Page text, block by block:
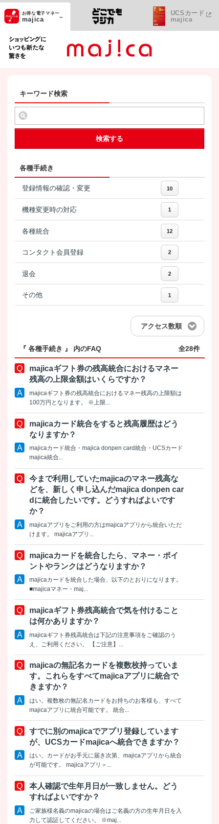
ショッピングにいつも新たな驚きを
お得な電子マネー
majica
UCSカード
majica
キーワード検索
検索する
各種手続き
登録情報の確認・変更 10
機種変更時の対応 1
各種統合 12
コンタクト会員登録 2
退会 2
その他 1
アクセス数順
『 各種手続き 』 内のFAQ 全28件
majicaギフト券の残高統合におけるマネー
残高の上限金額はいくらですか？
majicaギフト券の残高統合におけるマネー残高の上限額は
100万円となります。 ※上限...
majicaカード統合をすると残高履歴はどう
なりますか？
majicaカード統合・majica donpen card統合・UCSカード
majica統合...
今まで利用していたmajicaのマネー残高な
どを、新しく申し込んだmajica donpen car
dに統合したいです。どうすればよいです
か？
majicaアプリをご利用の方はmajicaアプリから統合いただ
けます。 majicaアプリ...
majicaカードを統合したら、マネー・ポイ
ントやランクはどうなりますか？
majicaカードを統合した場合、以下のとおりになります。
■majicaマネー・maj...
majicaギフト券残高統合で気を付けること
は何かありますか？
majicaギフト券残高統合は下記の注意事項をご確認のう
え、ご利用ください。 【ご注意】...
majicaの無記名カードを複数枚持っていま
す。これらをすべてmajicaアプリに統合で
きますか？
はい。複数枚の無記名カードをお持ちのお客様も、すべて
majicaアプリに統合可能です。 統合...
すでに別のmajicaでアプリ登録しています
が、UCSカードmajicaへ統合できますか？
はい。カードがお手元に届き次第、majicaアプリから統合
が可能です。 majicaアプリ＞...
本人確認で生年月日が一致しません。どう
すればよいですか？
ご家族様名義のmajicaの場合はご名義の方の生年月日を入
力して認証してください。 ※maj...